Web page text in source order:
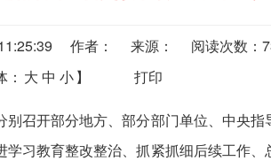
11:25:39 作者： 来源： 阅读次数：
： 大 中 小】 打印
开部分地方、部分部门单位、中央指
习教育整改整治、抓紧抓细后续工作